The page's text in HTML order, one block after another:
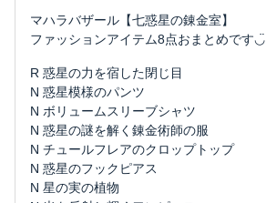
マハラバザール【七惑星の錬金室】
ファッションアイテム8点おまとめです◡̈
R 惑星の力を宿した閉じ目
N 惑星模様のパンツ
N ボリュームスリーブシャツ
N 惑星の謎を解く錬金術師の服
N チュールフレアのクロップトップ
N 惑星のフックピアス
N 星の実の植物